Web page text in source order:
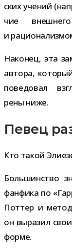
ских уче­ний
чие
и
Наконец, эта
автора,
по­ве­до­вал
рены ниже.
Певец
Кто такой
Большинство
фан­фика по
Поттер и
он выра­зил
форме.